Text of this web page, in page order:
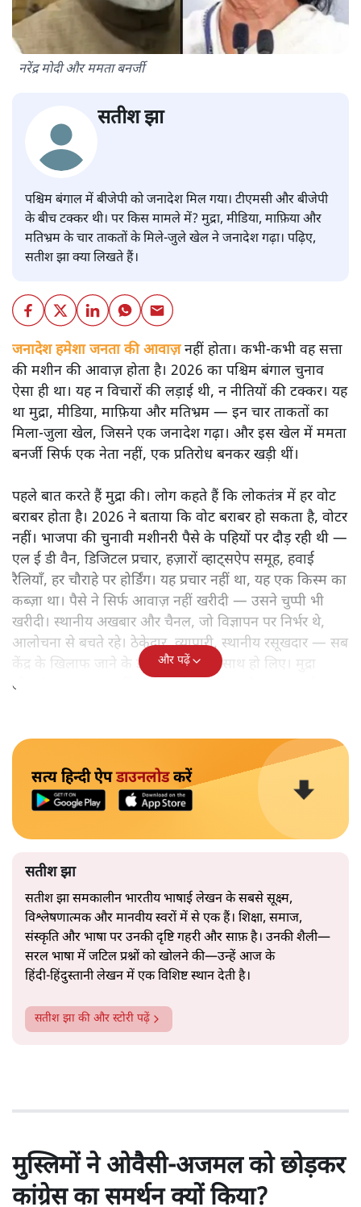
नरेंद्र मोदी और ममता बनर्जी
सतीश झा
पश्चिम बंगाल में बीजेपी को जनादेश मिल गया। टीएमसी और बीजेपी
के बीच टक्कर थी। पर किस मामले में? मुद्रा, मीडिया, माफ़िया और
मतिभ्रम के चार ताकतों के मिले-जुले खेल ने जनादेश गढ़ा। पढ़िए,
सतीश झा क्या लिखते हैं।
जनादेश हमेशा जनता की आवाज़नहीं होता। कभी-कभी वह सत्ता
की मशीन की आवाज़ होता है। 2026 का पश्चिम बंगाल चुनाव
ऐसा ही था। यह न विचारों की लड़ाई थी, न नीतियों की टक्कर। यह
था मुद्रा, मीडिया, माफ़िया और मतिभ्रम — इन चार ताकतों का
मिला-जुला खेल, जिसने एक जनादेश गढ़ा। और इस खेल में ममता
बनर्जी सिर्फ एक नेता नहीं, एक प्रतिरोध बनकर खड़ी थीं।
पहले बात करते हैं मुद्रा की। लोग कहते हैं कि लोकतंत्र में हर वोट
बराबर होता है। 2026 ने बताया कि वोट बराबर हो सकता है, वोटर
नहीं। भाजपा की चुनावी मशीनरी पैसे के पहियों पर दौड़ रही थी —
एल ई डी वैन, डिजिटल प्रचार, हज़ारों व्हाट्सऐप समूह, हवाई
रैलियाँ, हर चौराहे पर होर्डिंग। यह प्रचार नहीं था, यह एक किस्म का
कब्ज़ा था। पैसे ने सिर्फ आवाज़ नहीं खरीदी — उसने चुप्पी भी
खरीदी। स्थानीय अखबार और चैनल, जो विज्ञापन पर निर्भर थे,
आलोचना से बचते रहे। ठेकेदार, व्यापारी, स्थानीय रसूखदार — सब
केंद्र के खिलाफ जाने के डर से भाजपा के साथ हो लिए। मुद्रा
लोकतंत्र का साधन नहीं रही, वह नियंत्रण का औज़ार बन गई।
और पढ़ें
सत्य हिन्दी ऐपडाउनलोडकरें
सतीश झा
सतीश झा समकालीन भारतीय भाषाई लेखन के सबसे सूक्ष्म,
विश्लेषणात्मक और मानवीय स्वरों में से एक हैं। शिक्षा, समाज,
संस्कृति और भाषा पर उनकी दृष्टि गहरी और साफ़ है। उनकी शैली—
सरल भाषा में जटिल प्रश्नों को खोलने की—उन्हें आज के
हिंदी‑हिंदुस्तानी लेखन में एक विशिष्ट स्थान देती है।
सतीश झा की और स्टोरी पढ़ें
मुस्लिमों ने ओवैसी-अजमल को छोड़कर
कांग्रेस का समर्थन क्यों किया?